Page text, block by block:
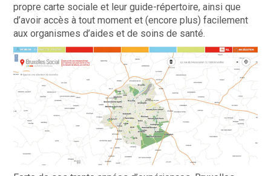
propre carte sociale et leur guide-répertoire, ainsi que
d’avoir accès à tout moment et (encore plus) facilement
aux organismes d’aides et de soins de santé.